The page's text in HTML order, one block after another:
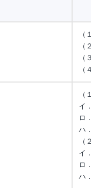
（
（
（
イ
ロ
ハ
（
イ
ロ
ハ